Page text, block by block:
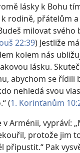
lásky k Bohu
rodině, přátelům
milovat svého
22:39) Jestliže
kolem nás
lásku.
abychom se řídili
nehledá svou
(1. Korinťanům
Arménii, vypráví:
protože jim
připustit.“ Pak